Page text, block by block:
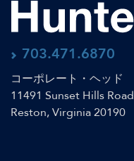
703.471.6870
コーポレート・ヘッド
11491 Sunset Hills Road
Reston, Virginia 20190